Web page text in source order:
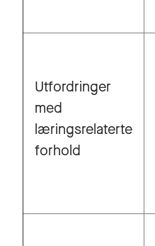
Utfordringer
med
læringsrelaterte
forhold